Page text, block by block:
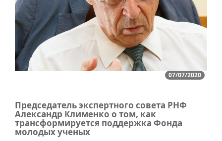
07/07/2020
Председатель экспертного совета РНФ
Александр Клименко о том, как
трансформируется поддержка Фонда
молодых ученых